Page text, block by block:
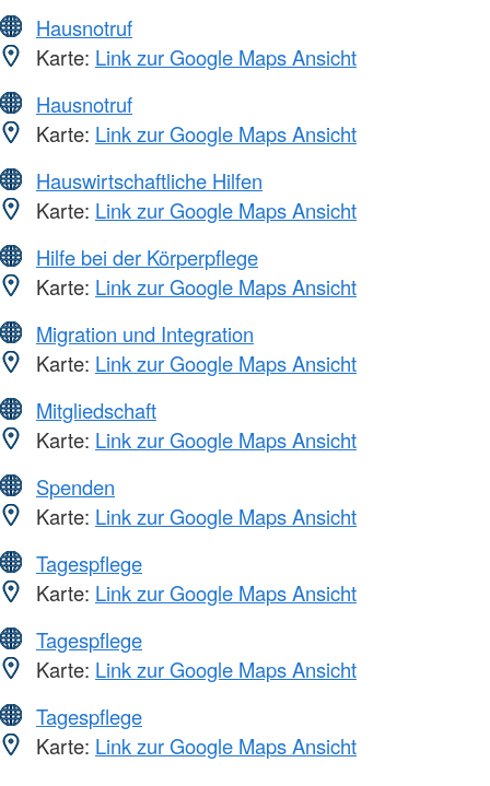
Hausnotruf
Karte: Link zur Google Maps Ansicht
Hausnotruf
Karte: Link zur Google Maps Ansicht
Hauswirtschaftliche Hilfen
Karte: Link zur Google Maps Ansicht
Hilfe bei der Körperpflege
Karte: Link zur Google Maps Ansicht
Migration und Integration
Karte: Link zur Google Maps Ansicht
Mitgliedschaft
Karte: Link zur Google Maps Ansicht
Spenden
Karte: Link zur Google Maps Ansicht
Tagespflege
Karte: Link zur Google Maps Ansicht
Tagespflege
Karte: Link zur Google Maps Ansicht
Tagespflege
Karte: Link zur Google Maps Ansicht